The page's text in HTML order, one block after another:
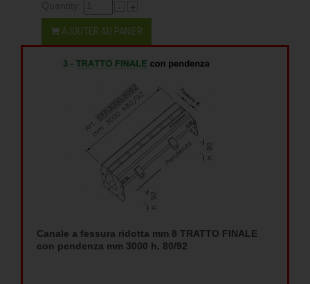
- +
AJOUTER AU PANIER
Canale a fessura ridotta mm 8 TRATTO FINALE
con pendenza mm 3000 h. 80/92